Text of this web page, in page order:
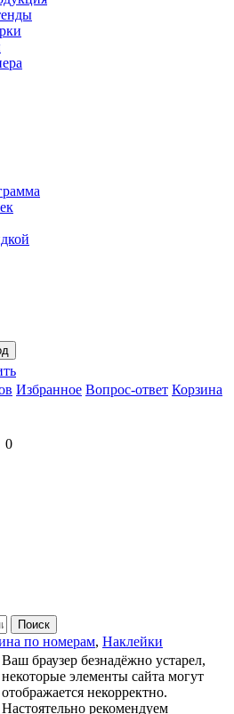
Избранное Вопрос-ответ Корзина
0
по номерам, Наклейки
Ваш браузер безнадёжно устарел,
некоторые элементы сайта могут
отображается некорректно.
Настоятельно рекомендуем